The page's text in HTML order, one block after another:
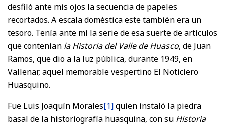
desfiló ante mis ojos la secuencia de papeles
recortados. A escala doméstica este también era un
tesoro. Tenía ante mí la serie de esa suerte de artículos
que contenían la Historia del Valle de Huasco, de Juan
Ramos, que dio a la luz pública, durante 1949, en
Vallenar, aquel memorable vespertino El Noticiero
Huasquino.
Fue Luis Joaquín Morales[1]quien instaló la piedra
basal de la historiografía huasquina, con su Historia